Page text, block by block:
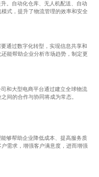
。自动化仓库、无人机配送、自动
式，提升了物流管理的效率和安全
通过数字化转型，实现信息共享和
能帮助企业分析市场趋势，制定更
和大型电商平台通过建立全球物流
间的合作与协同将成为常态。
够帮助企业降低成本、提高服务质
需求，增强客户满意度，进而增强